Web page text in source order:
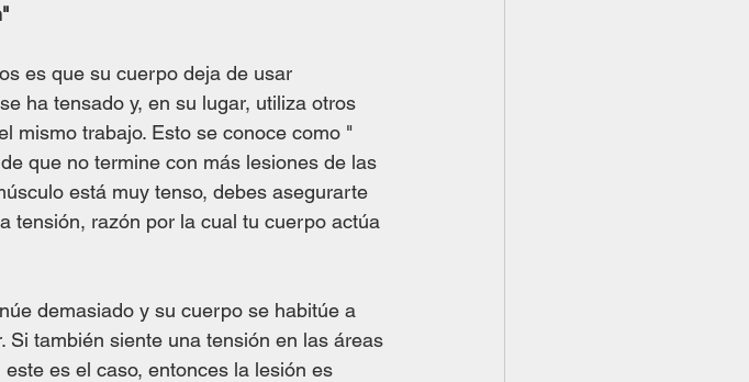
es que su cuerpo deja de usar
ha tensado y, en su lugar, utiliza otros
mismo trabajo. Esto se conoce como "
que no termine con más lesiones de las
está muy tenso, debes asegurarte
tensión, razón por la cual tu cuerpo actúa
demasiado y su cuerpo se habitúe a
Si también siente una tensión en las áreas
es el caso, entonces la lesión es